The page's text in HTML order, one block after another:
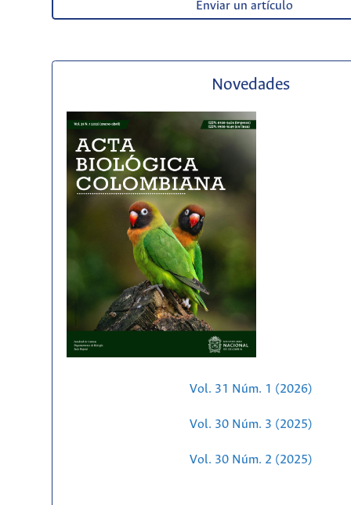
Enviar un artículo
Novedades
Vol. 31 Núm. 1 (2026)
Vol. 30 Núm. 3 (2025)
Vol. 30 Núm. 2 (2025)